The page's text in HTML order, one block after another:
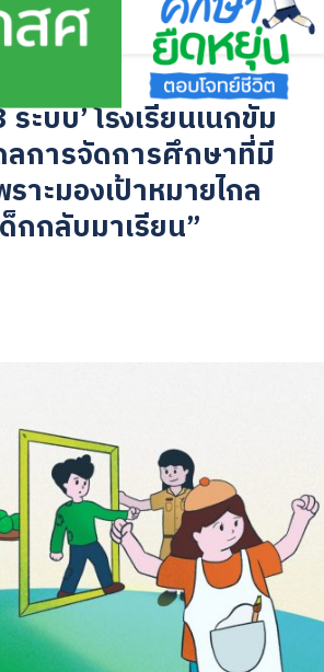
ระบบ’ โรงเรียนเนกขัม
ลการจัดการศึกษาที่มี
ราะมองเป้าหมายไกล
กกลับมาเรียน”